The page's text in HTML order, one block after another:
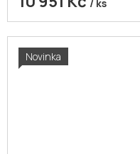
/ ks
Novinka